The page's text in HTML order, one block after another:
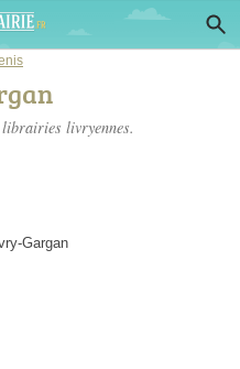
librairies livryennes.
Gargan